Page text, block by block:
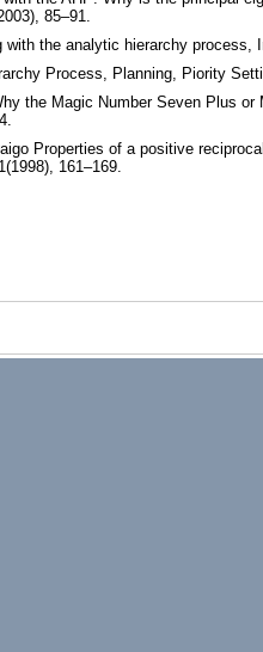
85–91.
with the analytic hierarchy process,
Process, Planning, Piority
the Magic Number Seven Plus or
Properties of a positive
161–169.